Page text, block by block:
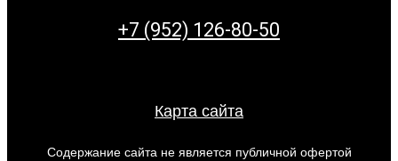
+7 (952) 126-80-50
Карта сайта
Содержание сайта не является публичной офертой